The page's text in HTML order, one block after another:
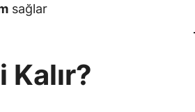
sağlar